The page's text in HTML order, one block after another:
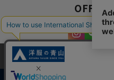
当サイトでは、快適な閲覧体験とコ